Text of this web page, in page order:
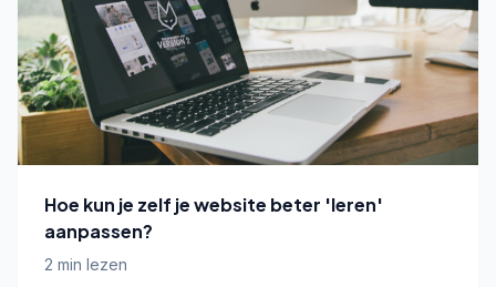
Hoe kun je zelf je website beter 'leren'
aanpassen?
2 min lezen